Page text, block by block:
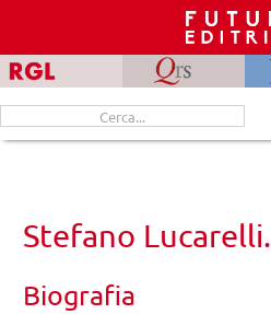
content
Cerca
per:
Stefano Lucarelli.
Biografia